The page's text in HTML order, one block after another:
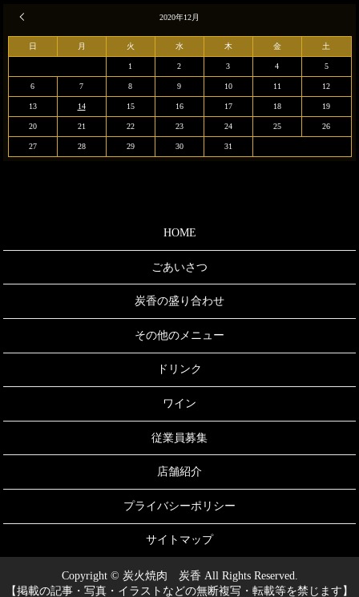
2020年12月
日 月 火 水 木 金 土
1 2 3 4 5
6 7 8 9 10 11 12
13 14 15 16 17 18 19
20 21 22 23 24 25 26
27 28 29 30 31
HOME
ごあいさつ
炭香の盛り合わせ
その他のメニュー
ドリンク
ワイン
従業員募集
店舗紹介
プライバシーポリシー
サイトマップ
Copyright © 炭火焼肉 炭香 All Rights Reserved.
【掲載の記事・写真・イラストなどの無断複写・転載等を禁じます】